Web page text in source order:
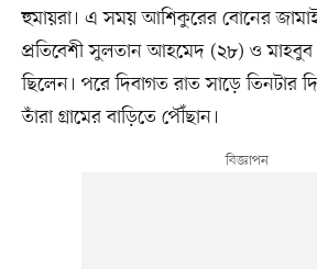
হুমায়রা। এ সময় আশিকুরের বোনের
প্রতিবেশী সুলতান আহমেদ (২৮) ও
ছিলেন। পরে দিবাগত রাত সাড়ে তিনটার
তাঁরা গ্রামের বাড়িতে পৌঁছান।